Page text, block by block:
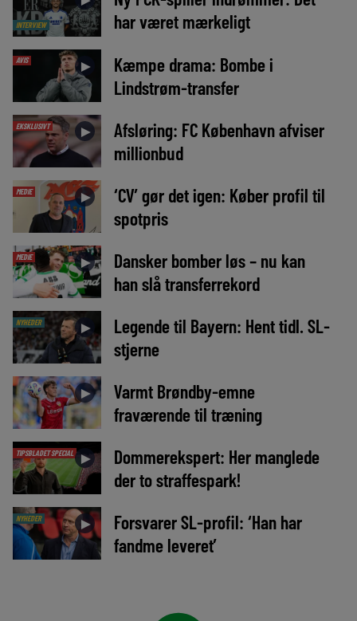
INTERVIEW
har været mærkeligt
AVIS ►
Kæmpe drama: Bombe i
Lindstrøm-transfer
EKSKLUSIVT ►
Afsløring: FC København afviser
millionbud
MEDIE ►
‘CV’ gør det igen: Køber profil til
spotpris
MEDIE ►
Dansker bomber løs – nu kan
han slå transferrekord
NYHEDER ►
Legende til Bayern: Hent tidl. SL-
stjerne
►
Varmt Brøndby-emne
fraværende til træning
TIPSBLADET SPECIAL ►
Dommerekspert: Her manglede
der to straffespark!
NYHEDER ►
Forsvarer SL-profil: ‘Han har
fandme leveret’